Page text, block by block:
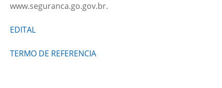
www.seguranca.go.gov.br.
EDITAL
TERMO DE REFERENCIA